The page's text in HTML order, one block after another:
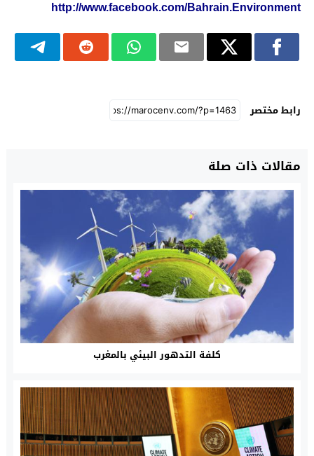
http://www.facebook.com/Bahrain.Environment
رابط مختصر
مقالات ذات صلة
كلفة التدهور البيئي بالمغرب